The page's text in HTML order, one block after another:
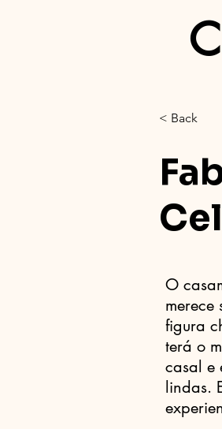
< Back
O
figura
terá o
casal e
lindas.